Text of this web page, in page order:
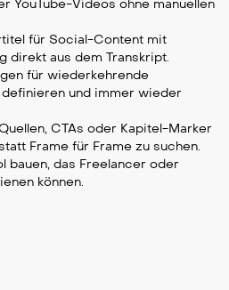
YouTube-Videos ohne manuellen
für Social-Content mit
direkt aus dem Transkript.
für wiederkehrende
und immer wieder
CTAs oder Kapitel-Marker
Frame für Frame zu suchen.
bauen, das Freelancer oder
können.